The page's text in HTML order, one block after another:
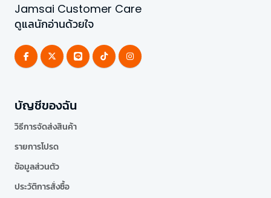
Jamsai Customer Care
ดูแลนักอ่านด้วยใจ
บัญชีของฉัน
วิธีการจัดส่งสินค้า
รายการโปรด
ข้อมูลส่วนตัว
ประวัติการสั่งซื้อ